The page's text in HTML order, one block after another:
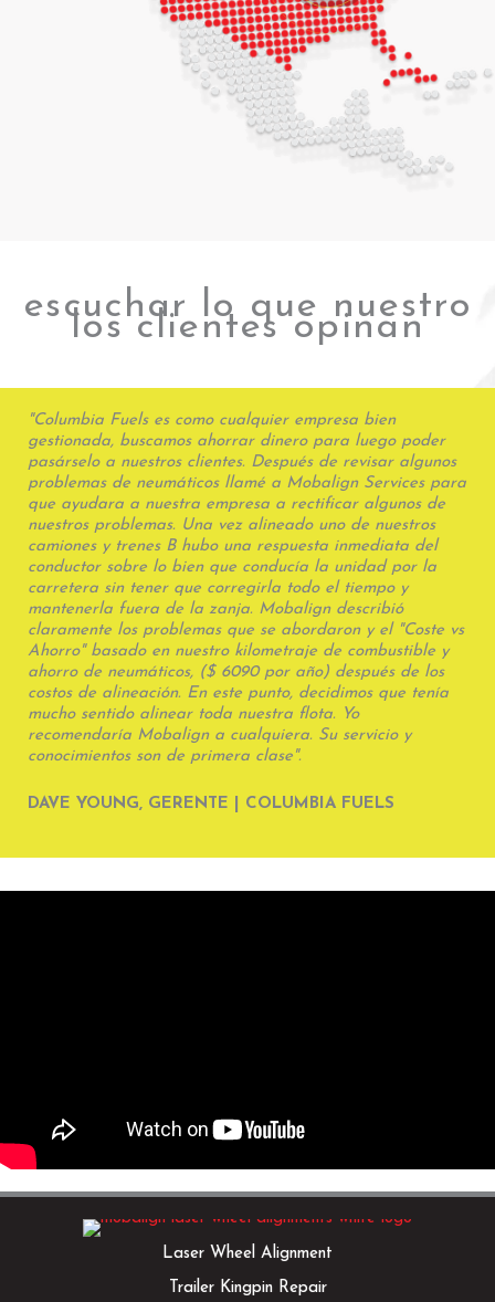
escuchar lo que nuestro
los clientes opinan
"Columbia Fuels es como cualquier empresa bien
gestionada, buscamos ahorrar dinero para luego poder
pasárselo a nuestros clientes. Después de revisar algunos
problemas de neumáticos llamé a Mobalign Services para
que ayudara a nuestra empresa a rectificar algunos de
nuestros problemas. Una vez alineado uno de nuestros
camiones y trenes B hubo una respuesta inmediata del
conductor sobre lo bien que conducía la unidad por la
carretera sin tener que corregirla todo el tiempo y
mantenerla fuera de la zanja. Mobalign describió
claramente los problemas que se abordaron y el "Coste vs
Ahorro" basado en nuestro kilometraje de combustible y
ahorro de neumáticos, ($ 6090 por año) después de los
costos de alineación. En este punto, decidimos que tenía
mucho sentido alinear toda nuestra flota. Yo
recomendaría Mobalign a cualquiera. Su servicio y
conocimientos son de primera clase".
DAVE YOUNG, GERENTE | COLUMBIA FUELS
Laser Wheel Alignment
Trailer Kingpin Repair